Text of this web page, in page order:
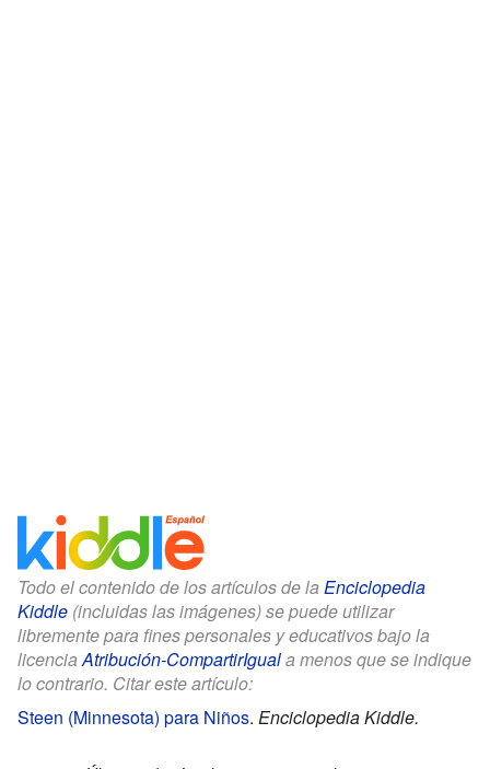
Todo el contenido de los artículos de la Enciclopedia
Kiddle (incluidas las imágenes) se puede utilizar
libremente para fines personales y educativos bajo la
licenciaAtribución-CompartirIguala menos que se indique
lo contrario. Citar este artículo:
Steen (Minnesota) para Niños. Enciclopedia Kiddle.